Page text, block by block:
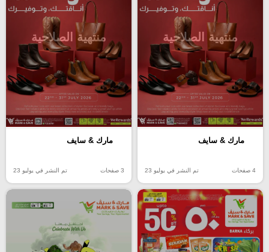
منتهية الصلاحية
مارك & سايف
4 صفحات تم النشر في يوليو 23
منتهية الصلاحية
مارك & سايف
3 صفحات تم النشر في يوليو 23